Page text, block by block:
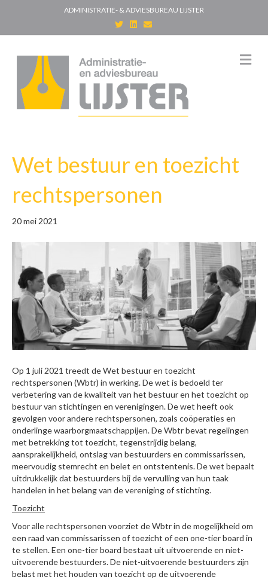
ADMINISTRATIE- & ADVIESBUREAU LIJSTER
T
w
i
e
r
n
d
i
n
E
m
a
M
e
Wet bestuur en toezicht
rechtspersonen
20 mei 2021
Op 1 juli 2021 treedt de Wet bestuur en toezicht
rechtspersonen (Wbtr) in werking. De wet is bedoeld ter
verbetering van de kwaliteit van het bestuur en het toezicht op
bestuur van stichtingen en verenigingen. De wet heeft ook
gevolgen voor andere rechtspersonen, zoals coöperaties en
onderlinge waarborgmaatschappijen. De Wbtr bevat regelingen
met betrekking tot toezicht, tegenstrijdig belang,
aansprakelijkheid, ontslag van bestuurders en commissarissen,
meervoudig stemrecht en belet en ontstentenis. De wet bepaalt
uitdrukkelijk dat bestuurders bij de vervulling van hun taak
handelen in het belang van de vereniging of stichting.
Toezicht
Voor alle rechtspersonen voorziet de Wbtr in de mogelijkheid om
een raad van commissarissen of toezicht of een one-tier board in
te stellen. Een one-tier board bestaat uit uitvoerende en niet-
uitvoerende bestuurders. De niet-uitvoerende bestuurders zijn
belast met het houden van toezicht op de uitvoerende